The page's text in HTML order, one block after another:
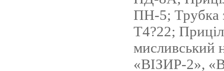
ПН-5; Трубка
Т4?22; Приціл
мисливський
«ВІЗИР-2»,